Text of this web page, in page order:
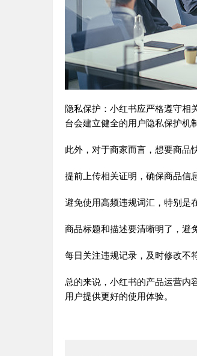
隐私保护：小红书应严格遵守相
台会建立健全的用户隐私保护机
此外，对于商家而言，想要商品
提前上传相关证明，确保商品信
避免使用高频违规词汇，特别是
商品标题和描述要清晰明了，避
每日关注违规记录，及时修改不
总的来说，小红书的产品运营内
用户提供更好的使用体验。